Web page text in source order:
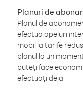
Planuri de
Planul de
efectua apeluri
mobil la tarife
planul la un
puteți face
efectuați deja